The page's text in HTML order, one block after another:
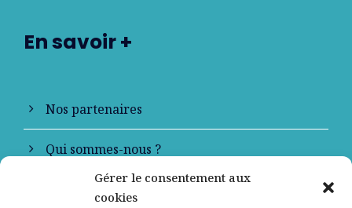
Gérer le consentement aux
cookies
En savoir +
Nos partenaires
Qui sommes-nous ?
Contactez-nous